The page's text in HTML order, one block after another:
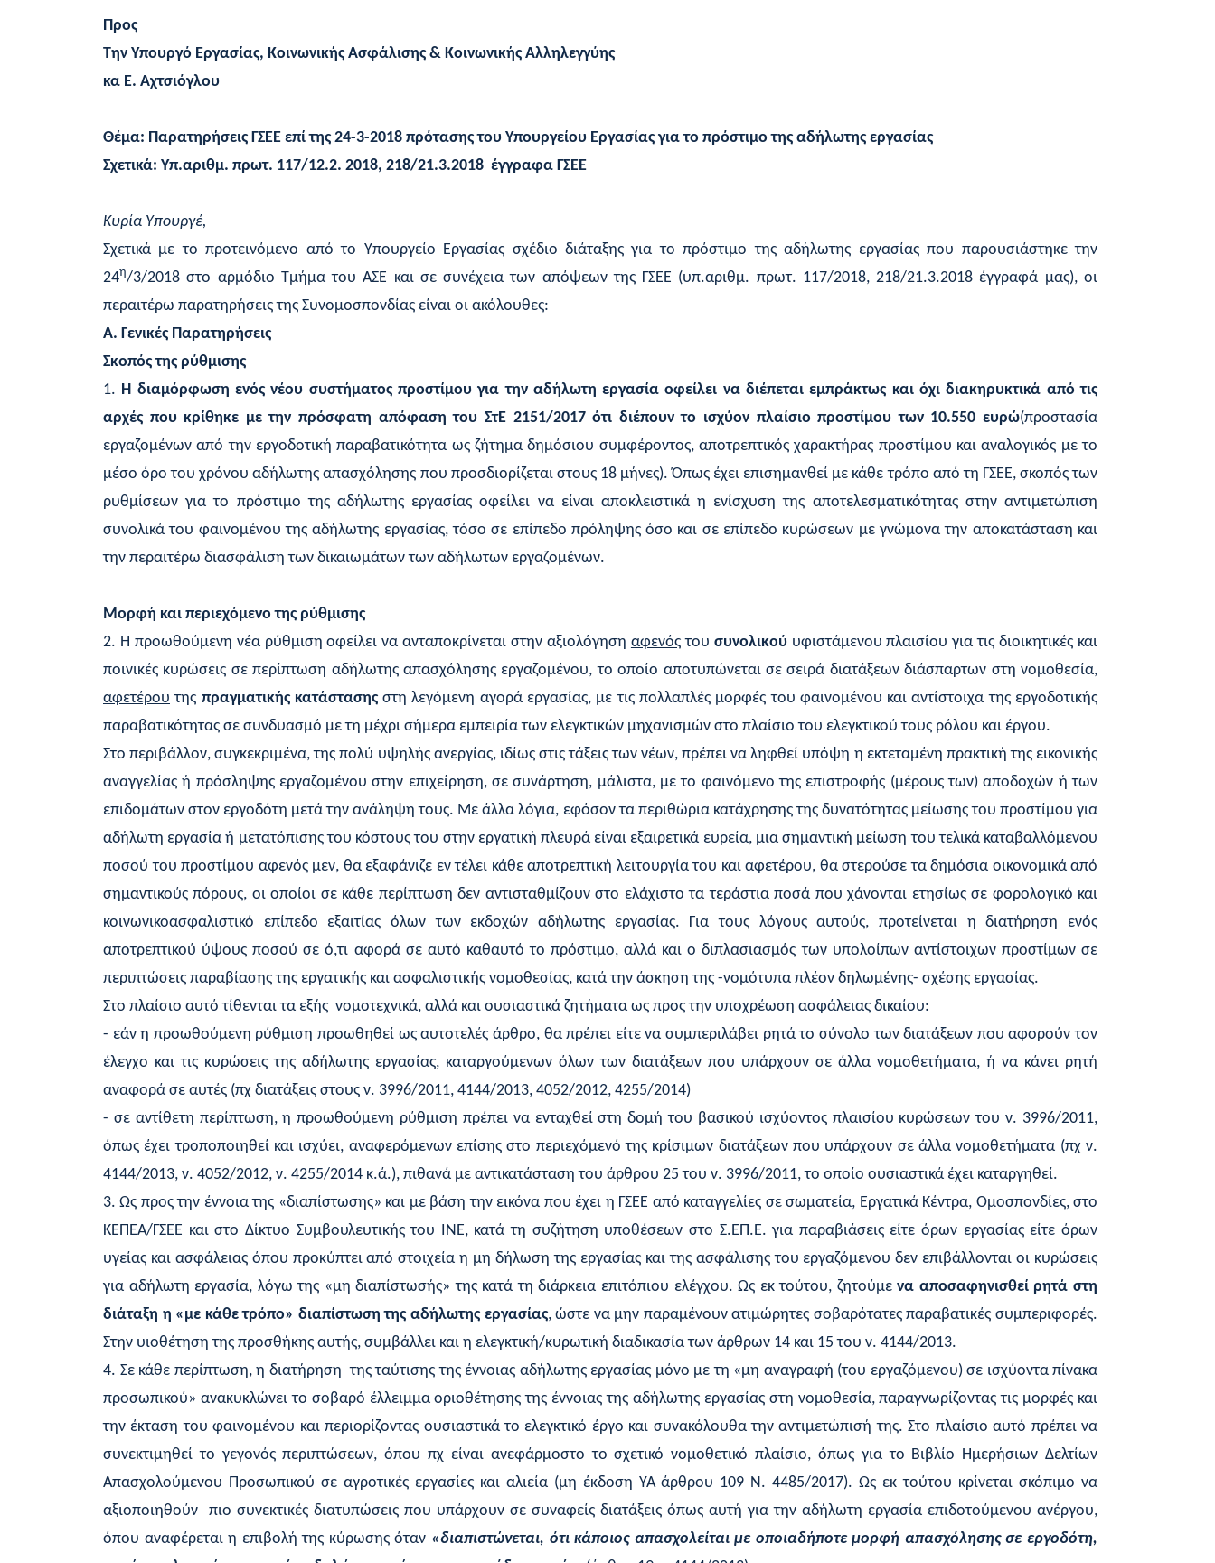
Προς
Την Υπουργό Εργασίας, Κοινωνικής Ασφάλισης & Κοινωνικής Αλληλεγγύης
κα Ε. Αχτσιόγλου
Θέμα: Παρατηρήσεις ΓΣΕΕ επί της 24-3-2018 πρότασης του Υπουργείου Εργασίας για το πρόστιμο της αδήλωτης εργασίας
Σχετικά: Υπ.αριθμ. πρωτ. 117/12.2. 2018, 218/21.3.2018 έγγραφα ΓΣΕΕ
Κυρία Υπουργέ,
Σχετικά με το προτεινόμενο από το Υπουργείο Εργασίας σχέδιο διάταξης για το πρόστιμο της αδήλωτης εργασίας που παρουσιάστηκε την
24η/3/2018 στο αρμόδιο Τμήμα του ΑΣΕ και σε συνέχεια των απόψεων της ΓΣΕΕ (υπ.αριθμ. πρωτ. 117/2018, 218/21.3.2018 έγγραφά μας), οι
περαιτέρω παρατηρήσεις της Συνομοσπονδίας είναι οι ακόλουθες:
Α. Γενικές Παρατηρήσεις
Σκοπός της ρύθμισης
1. Η διαμόρφωση ενός νέου συστήματος προστίμου για την αδήλωτη εργασία οφείλει να διέπεται εμπράκτως και όχι διακηρυκτικά από τις
αρχές που κρίθηκε με την πρόσφατη απόφαση του ΣτΕ 2151/2017 ότι διέπουν το ισχύον πλαίσιο προστίμου των 10.550 ευρώ(προστασία
εργαζομένων από την εργοδοτική παραβατικότητα ως ζήτημα δημόσιου συμφέροντος, αποτρεπτικός χαρακτήρας προστίμου και αναλογικός με το
μέσο όρο του χρόνου αδήλωτης απασχόλησης που προσδιορίζεται στους 18 μήνες). Όπως έχει επισημανθεί με κάθε τρόπο από τη ΓΣΕΕ, σκοπός των
ρυθμίσεων για το πρόστιμο της αδήλωτης εργασίας οφείλει να είναι αποκλειστικά η ενίσχυση της αποτελεσματικότητας στην αντιμετώπιση
συνολικά του φαινομένου της αδήλωτης εργασίας, τόσο σε επίπεδο πρόληψης όσο και σε επίπεδο κυρώσεων με γνώμονα την αποκατάσταση και
την περαιτέρω διασφάλιση των δικαιωμάτων των αδήλωτων εργαζομένων.
Μορφή και περιεχόμενο της ρύθμισης
2. Η προωθούμενη νέα ρύθμιση οφείλει να ανταποκρίνεται στην αξιολόγηση αφενόςτου συνολικούυφιστάμενου πλαισίου για τις διοικητικές και
ποινικές κυρώσεις σε περίπτωση αδήλωτης απασχόλησης εργαζομένου, το οποίο αποτυπώνεται σε σειρά διατάξεων διάσπαρτων στη νομοθεσία,
αφετέρου της πραγματικής κατάστασηςστη λεγόμενη αγορά εργασίας, με τις πολλαπλές μορφές του φαινομένου και αντίστοιχα της εργοδοτικής
παραβατικότητας σε συνδυασμό με τη μέχρι σήμερα εμπειρία των ελεγκτικών μηχανισμών στο πλαίσιο του ελεγκτικού τους ρόλου και έργου.
Στο περιβάλλον, συγκεκριμένα, της πολύ υψηλής ανεργίας, ιδίως στις τάξεις των νέων, πρέπει να ληφθεί υπόψη η εκτεταμένη πρακτική της εικονικής
αναγγελίας ή πρόσληψης εργαζομένου στην επιχείρηση, σε συνάρτηση, μάλιστα, με το φαινόμενο της επιστροφής (μέρους των) αποδοχών ή των
επιδομάτων στον εργοδότη μετά την ανάληψη τους. Με άλλα λόγια, εφόσον τα περιθώρια κατάχρησης της δυνατότητας μείωσης του προστίμου για
αδήλωτη εργασία ή μετατόπισης του κόστους του στην εργατική πλευρά είναι εξαιρετικά ευρεία, μια σημαντική μείωση του τελικά καταβαλλόμενου
ποσού του προστίμου αφενός μεν, θα εξαφάνιζε εν τέλει κάθε αποτρεπτική λειτουργία του και αφετέρου, θα στερούσε τα δημόσια οικονομικά από
σημαντικούς πόρους, οι οποίοι σε κάθε περίπτωση δεν αντισταθμίζουν στο ελάχιστο τα τεράστια ποσά που χάνονται ετησίως σε φορολογικό και
κοινωνικοασφαλιστικό επίπεδο εξαιτίας όλων των εκδοχών αδήλωτης εργασίας. Για τους λόγους αυτούς, προτείνεται η διατήρηση ενός
αποτρεπτικού ύψους ποσού σε ό,τι αφορά σε αυτό καθαυτό το πρόστιμο, αλλά και ο διπλασιασμός των υπολοίπων αντίστοιχων προστίμων σε
περιπτώσεις παραβίασης της εργατικής και ασφαλιστικής νομοθεσίας, κατά την άσκηση της -νομότυπα πλέον δηλωμένης- σχέσης εργασίας.
Στο πλαίσιο αυτό τίθενται τα εξής νομοτεχνικά, αλλά και ουσιαστικά ζητήματα ως προς την υποχρέωση ασφάλειας δικαίου:
- εάν η προωθούμενη ρύθμιση προωθηθεί ως αυτοτελές άρθρο, θα πρέπει είτε να συμπεριλάβει ρητά το σύνολο των διατάξεων που αφορούν τον
έλεγχο και τις κυρώσεις της αδήλωτης εργασίας, καταργούμενων όλων των διατάξεων που υπάρχουν σε άλλα νομοθετήματα, ή να κάνει ρητή
αναφορά σε αυτές (πχ διατάξεις στους ν. 3996/2011, 4144/2013, 4052/2012, 4255/2014)
- σε αντίθετη περίπτωση, η προωθούμενη ρύθμιση πρέπει να ενταχθεί στη δομή του βασικού ισχύοντος πλαισίου κυρώσεων του ν. 3996/2011,
όπως έχει τροποποιηθεί και ισχύει, αναφερόμενων επίσης στο περιεχόμενό της κρίσιμων διατάξεων που υπάρχουν σε άλλα νομοθετήματα (πχ ν.
4144/2013, ν. 4052/2012, ν. 4255/2014 κ.ά.), πιθανά με αντικατάσταση του άρθρου 25 του ν. 3996/2011, το οποίο ουσιαστικά έχει καταργηθεί.
3. Ως προς την έννοια της «διαπίστωσης» και με βάση την εικόνα που έχει η ΓΣΕΕ από καταγγελίες σε σωματεία, Εργατικά Κέντρα, Ομοσπονδίες, στο
ΚΕΠΕΑ/ΓΣΕΕ και στο Δίκτυο Συμβουλευτικής του ΙΝΕ, κατά τη συζήτηση υποθέσεων στο Σ.ΕΠ.Ε. για παραβιάσεις είτε όρων εργασίας είτε όρων
υγείας και ασφάλειας όπου προκύπτει από στοιχεία η μη δήλωση της εργασίας και της ασφάλισης του εργαζόμενου δεν επιβάλλονται οι κυρώσεις
για αδήλωτη εργασία, λόγω της «μη διαπίστωσής» της κατά τη διάρκεια επιτόπιου ελέγχου. Ως εκ τούτου, ζητούμενα αποσαφηνισθεί ρητά στη
διάταξη η «με κάθε τρόπο» διαπίστωση της αδήλωτης εργασίας, ώστε να μην παραμένουν ατιμώρητες σοβαρότατες παραβατικές συμπεριφορές.
Στην υιοθέτηση της προσθήκης αυτής, συμβάλλει και η ελεγκτική/κυρωτική διαδικασία των άρθρων 14 και 15 του ν. 4144/2013.
4. Σε κάθε περίπτωση, η διατήρηση της ταύτισης της έννοιας αδήλωτης εργασίας μόνο με τη «μη αναγραφή (του εργαζόμενου) σε ισχύοντα πίνακα
προσωπικού» ανακυκλώνει το σοβαρό έλλειμμα οριοθέτησης της έννοιας της αδήλωτης εργασίας στη νομοθεσία, παραγνωρίζοντας τις μορφές και
την έκταση του φαινομένου και περιορίζοντας ουσιαστικά το ελεγκτικό έργο και συνακόλουθα την αντιμετώπισή της. Στο πλαίσιο αυτό πρέπει να
συνεκτιμηθεί το γεγονός περιπτώσεων, όπου πχ είναι ανεφάρμοστο το σχετικό νομοθετικό πλαίσιο, όπως για το Βιβλίο Ημερήσιων Δελτίων
Απασχολούμενου Προσωπικού σε αγροτικές εργασίες και αλιεία (μη έκδοση ΥΑ άρθρου 109 Ν. 4485/2017). Ως εκ τούτου κρίνεται σκόπιμο να
αξιοποιηθούν πιο συνεκτικές διατυπώσεις που υπάρχουν σε συναφείς διατάξεις όπως αυτή για την αδήλωτη εργασία επιδοτούμενου ανέργου,
όπου αναφέρεται η επιβολή της κύρωσης όταν «διαπιστώνεται, ότι κάποιος απασχολείται με οποιαδήποτε μορφή απασχόλησης σε εργοδότη,